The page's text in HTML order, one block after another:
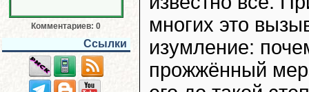
Комментариев: 0
Ссылки
многих это
изумление:
прожжённый